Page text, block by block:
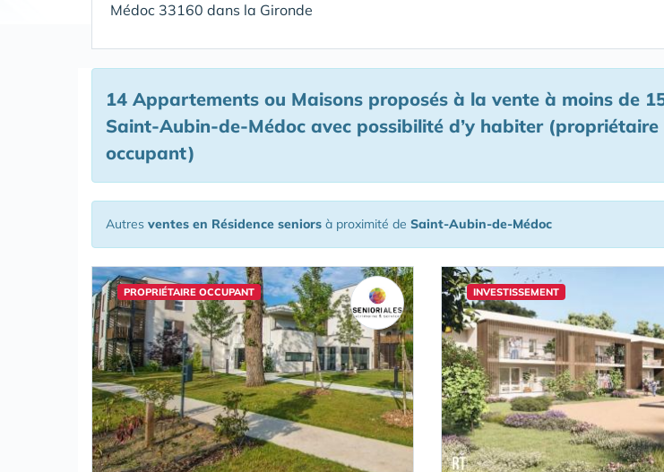
Médoc 33160 dans la Gironde
14 Appartements ou Maisons proposés à la vente à moins de
Saint-Aubin-de-Médoc avec possibilité d’y habiter (propriétaire
occupant)
Autres ventes en Résidence seniors à proximité de Saint-Aubin-de-Médoc
PROPRIÉTAIRE OCCUPANT INVESTISSEMENT